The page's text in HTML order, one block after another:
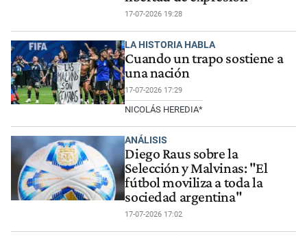
17-07-2026 19:28
LA HISTORIA HABLA
Cuando un trapo sostiene a
una nación
17-07-2026 17:29
NICOLÁS HEREDIA*
ANÁLISIS
Diego Raus sobre la
Selección y Malvinas: "El
fútbol moviliza a toda la
sociedad argentina"
17-07-2026 17:02